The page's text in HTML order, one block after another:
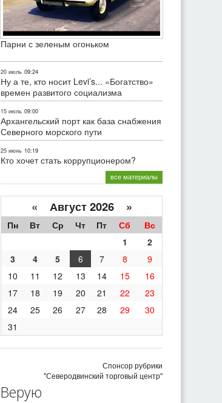
Парни с зеленым огоньком
20 июль 09:24
Ну а те, кто носит Levi’s... «Богатство»
времен развитого социализма
15 июль 09:00
Архангельский порт как база снабжения
Северного морского пути
25 июнь 10:19
Кто хочет стать коррупционером?
все материалы
« Август 2026 »
Пн Вт Ср Чт Пт Сб
Вс
1
2
3
4 5 6 7 8
9
10
11 12 13 14 15
16
17
18 19 20 21 22
23
24
25 26 27 28 29
30
31
Спонсор рубрики
"Северодвинский торговый центр"
Верую